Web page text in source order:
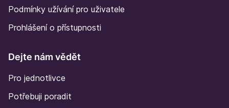
Podmínky užívání pro uživatele
Prohlášení o přístupnosti
Dejte nám vědět
Pro jednotlivce
Potřebuji poradit